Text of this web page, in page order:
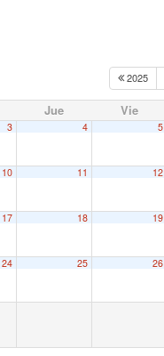
2025
Jue Vie
3 4 5
10 11 12
17 18 19
24 25 26